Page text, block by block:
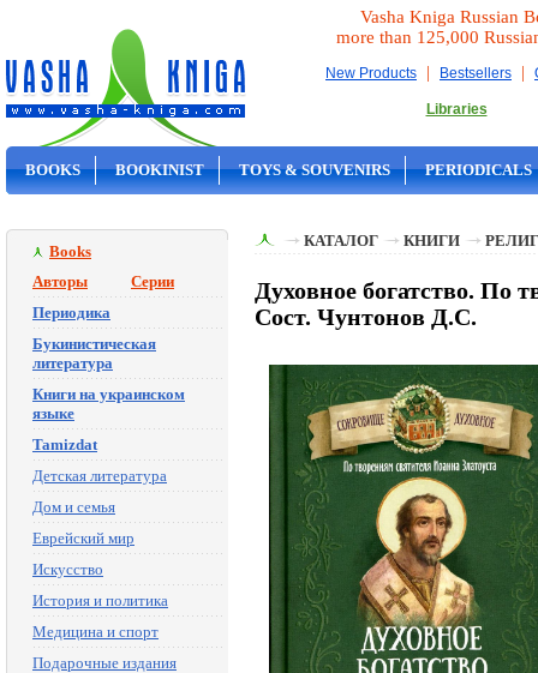
Vasha Kniga Russian
more than 125,000
New Products | Bestsellers |
Libraries
BOOKS BOOKINIST TOYS & SOUVENIRS PERIODICALS
Books
Авторы
Серии
Периодика
Букинистическая
литература
Книги на украинском
языке
Tamizdat
Детская литература
Дом и семья
Еврейский мир
Искусство
История и политика
Медицина и спорт
Подарочные издания
КАТАЛОГ КНИГИ
Духовное богатство. По
Сост. Чунтонов Д.С.